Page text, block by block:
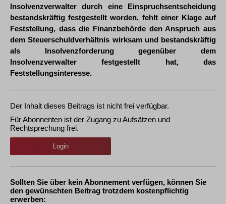
Insolvenzverwalter durch eine Einspruchsentscheidung
bestandskräftig festgestellt worden, fehlt einer Klage auf
Feststellung, dass die Finanzbehörde den Anspruch aus
dem Steuerschuldverhältnis wirksam und bestandskräftig
als Insolvenzforderung gegenüber dem
Insolvenzverwalter festgestellt hat, das
Feststellungsinteresse.
Der Inhalt dieses Beitrags ist nicht frei verfügbar.
Für Abonnenten ist der Zugang zu Aufsätzen und
Rechtsprechung frei.
Login
Sollten Sie über kein Abonnement verfügen, können Sie
den gewünschten Beitrag trotzdem kostenpflichtig
erwerben: